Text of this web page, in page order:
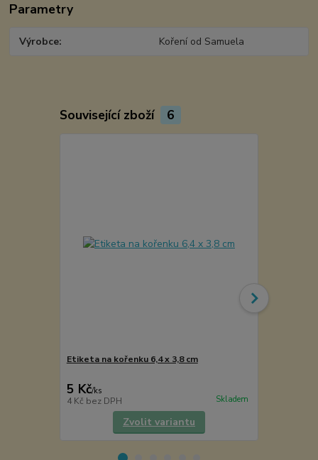
Parametry
Výrobce Koření od Samuela
Související zboží 6
Etiketa na kořenku 6,4 x 3,8 cm
5 Kč/ks
4 Kč bez DPH Skladem
Zvolit variantu